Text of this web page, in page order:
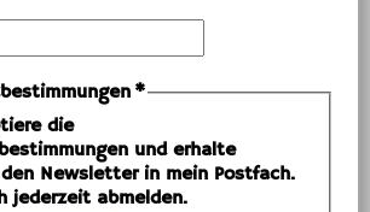
*
die
und erhalte
Newsletter in mein Postfach.
jederzeit abmelden.